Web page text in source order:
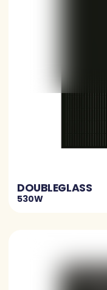
DOUBLEGLASS
530W